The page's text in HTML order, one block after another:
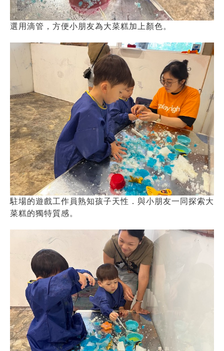
選用滴管，方便小朋友為大菜糕加上顏色。
駐場的遊戲工作員熟知孩子天性．與小朋友一同探索大
菜糕的獨特質感。